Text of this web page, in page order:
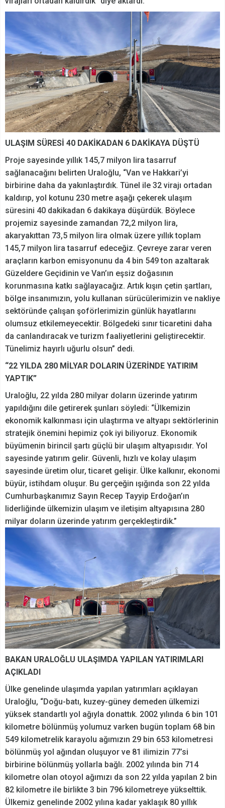
ULAŞIM SÜRESİ 40 DAKİKADAN 6 DAKİKAYA DÜŞTÜ
Proje sayesinde yıllık 145,7 milyon lira tasarruf
sağlanacağını belirten Uraloğlu, “Van ve Hakkari’yi
birbirine daha da yakınlaştırdık. Tünel ile 32 virajı ortadan
kaldırıp, yol kotunu 230 metre aşağı çekerek ulaşım
süresini 40 dakikadan 6 dakikaya düşürdük. Böylece
projemiz sayesinde zamandan 72,2 milyon lira,
akaryakıttan 73,5 milyon lira olmak üzere yıllık toplam
145,7 milyon lira tasarruf edeceğiz. Çevreye zarar veren
araçların karbon emisyonunu da 4 bin 549 ton azaltarak
Güzeldere Geçidinin ve Van’ın eşsiz doğasının
korunmasına katkı sağlayacağız. Artık kışın çetin şartları,
bölge insanımızın, yolu kullanan sürücülerimizin ve nakliye
sektöründe çalışan şoförlerimizin günlük hayatlarını
olumsuz etkilemeyecektir. Bölgedeki sınır ticaretini daha
da canlandıracak ve turizm faaliyetlerini geliştirecektir.
Tünelimiz hayırlı uğurlu olsun” dedi.
“22 YILDA 280 MİLYAR DOLARIN ÜZERİNDE YATIRIM
YAPTIK”
Uraloğlu, 22 yılda 280 milyar doların üzerinde yatırım
yapıldığını dile getirerek şunları söyledi: “Ülkemizin
ekonomik kalkınması için ulaştırma ve altyapı sektörlerinin
stratejik önemini hepimiz çok iyi biliyoruz. Ekonomik
büyümenin birincil şartı güçlü bir ulaşım altyapısıdır. Yol
sayesinde yatırım gelir. Güvenli, hızlı ve kolay ulaşım
sayesinde üretim olur, ticaret gelişir. Ülke kalkınır, ekonomi
büyür, istihdam oluşur. Bu gerçeğin ışığında son 22 yılda
Cumhurbaşkanımız Sayın Recep Tayyip Erdoğan’ın
liderliğinde ülkemizin ulaşım ve iletişim altyapısına 280
milyar doların üzerinde yatırım gerçekleştirdik.”
BAKAN URALOĞLU ULAŞIMDA YAPILAN YATIRIMLARI
AÇIKLADI
Ülke genelinde ulaşımda yapılan yatırımları açıklayan
Uraloğlu, “Doğu-batı, kuzey-güney demeden ülkemizi
yüksek standartlı yol ağıyla donattık. 2002 yılında 6 bin 101
kilometre bölünmüş yolumuz varken bugün toplam 68 bin
549 kilometrelik karayolu ağımızın 29 bin 653 kilometresi
bölünmüş yol ağından oluşuyor ve 81 ilimizin 77’si
birbirine bölünmüş yollarla bağlı. 2002 yılında bin 714
kilometre olan otoyol ağımızı da son 22 yılda yapılan 2 bin
82 kilometre ile birlikte 3 bin 796 kilometreye yükselttik.
Ülkemiz genelinde 2002 yılına kadar yaklaşık 80 yıllık